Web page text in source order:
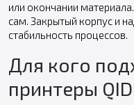
или окончании
сам. Закрытый корпус и
стабильность процессов.
Для кого
принтеры